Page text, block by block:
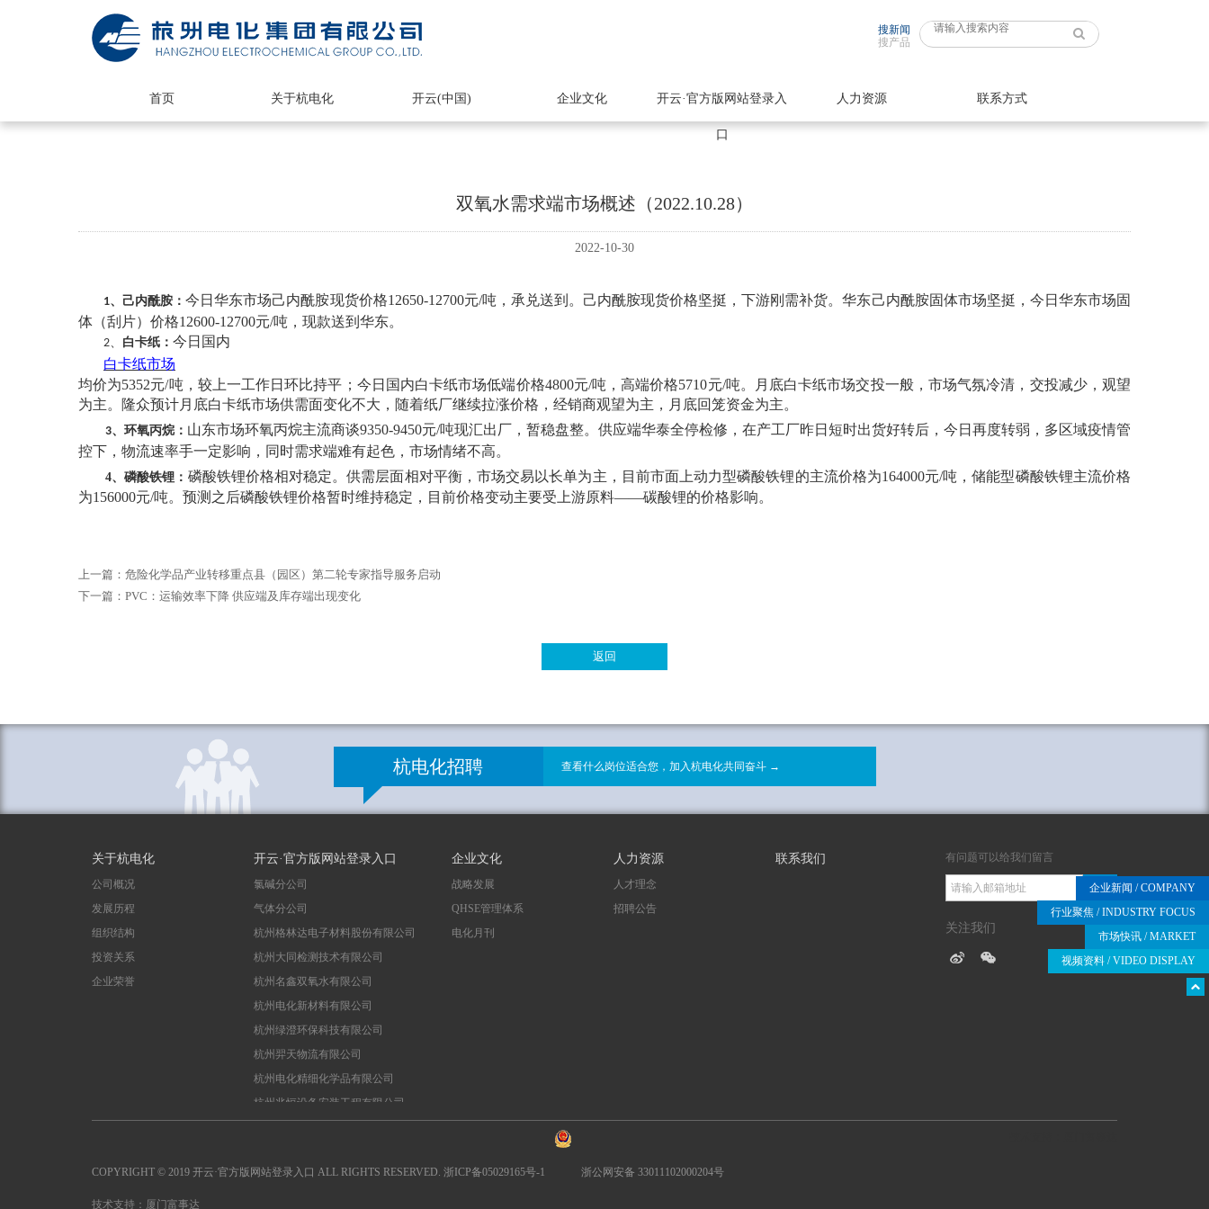
搜新闻
搜产品
首页 关于杭电化 开云(中国) 企业文化 开云·官方版网站登录入
口
人力资源 联系方式
双氧水需求端市场概述（2022.10.28）
2022-10-30
1、己内酰胺：今日华东市场己内酰胺现货价格12650-12700元/吨，承兑送到。己内酰胺现货价格坚挺，下游刚需补货。华东己内酰胺固体市场坚挺，今日华东市场固
体（刮片）价格12600-12700元/吨，现款送到华东。
2、 白卡纸： 今日国内
白卡纸市场
均价为5352元/吨，较上一工作日环比持平；今日国内白卡纸市场低端价格4800元/吨，高端价格5710元/吨。月底白卡纸市场交投一般，市场气氛冷清，交投减少，观望
为主。
隆众预计月底白卡纸市场供需面变化不大，随着纸厂继续拉涨价格，经销商观望为主，月底回笼资金为主。
3、环氧丙烷： 山东市场环氧丙烷主流商谈9350-9450元/吨现汇出厂，暂稳盘整。供应端华泰全停检修，在产工厂昨日短时出货好转后，今日再度转弱，多区域疫情管
控下，物流速率手一定影响，同时需求端难有起色，市场情绪不高。
4、磷酸铁锂： 磷酸铁锂价格相对稳定。供需层面相对平衡，市场交易以长单为主，目前市面上动力型磷酸铁锂的主流价格为164000元/吨，储能型磷酸铁锂主流价格
为156000元/吨。预测之后磷酸铁锂价格暂时维持稳定，目前价格变动主要受上游原料——碳酸锂的价格影响。
上一篇： 危险化学品产业转移重点县（园区）第二轮专家指导服务启动
下一篇： PVC：运输效率下降 供应端及库存端出现变化
返回
企业新闻 / COMPANY
行业聚焦 / INDUSTRY FOCUS
市场快讯 / MARKET
视频资料 / VIDEO DISPLAY
杭电化招聘 查看什么岗位适合您，加入杭电化共同奋斗 →
关于杭电化
公司概况
发展历程
组织结构
投资关系
企业荣誉
开云·官方版网站登录入口
氯碱分公司
气体分公司
杭州格林达电子材料股份有限公司
杭州大同检测技术有限公司
杭州名鑫双氧水有限公司
杭州电化新材料有限公司
杭州绿澄环保科技有限公司
杭州羿天物流有限公司
杭州电化精细化学品有限公司
杭州兆恒设备安装工程有限公司
企业文化
战略发展
QHSE管理体系
电化月刊
人力资源
人才理念
招聘公告
联系我们 有问题可以给我们留言
提交
关注我们
COPYRIGHT © 2019 开云·官方版网站登录入口 ALL RIGHTS RESERVED. 浙ICP备05029165号-1 浙公网安备 33011102000204号
技术支持：厦门富事达